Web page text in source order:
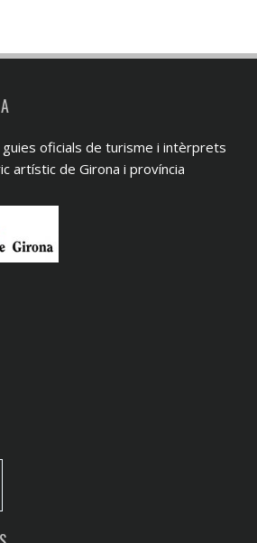
guies oficials de turisme i intèrprets
artístic de Girona i província